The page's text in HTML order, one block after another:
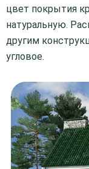
цвет покрытия
натуральную.
другим
угловое.